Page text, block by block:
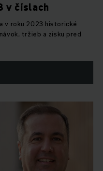
v číslach
v roku 2023 historické
tržieb a zisku pred